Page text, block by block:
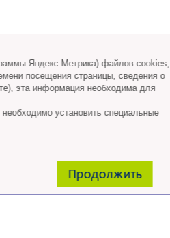
Яндекс.Метрика) файлов cookies,
посещения страницы, сведения о
эта информация необходима для
установить специальные
Продолжить